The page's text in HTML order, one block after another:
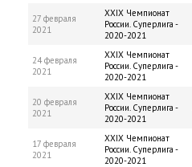
27 февраля
2021
XXIX Чемпионат
России. Суперлига -
2020-2021
24 февраля
2021
XXIX Чемпионат
России. Суперлига -
2020-2021
20 февраля
2021
XXIX Чемпионат
России. Суперлига -
2020-2021
17 февраля
2021
XXIX Чемпионат
России. Суперлига -
2020-2021